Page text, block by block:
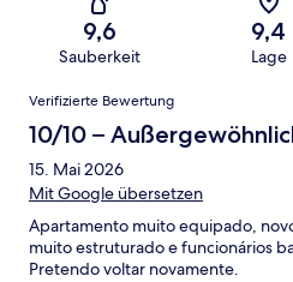
9,6
Sauberkeit
9,4
Lage
Bewertungen
Verifizierte Bewertung
10/10 –
15. Mai 2026
Mit Google übersetzen
Apartamento muito equipado,
muito estruturado e funcionários
Pretendo voltar novamente.